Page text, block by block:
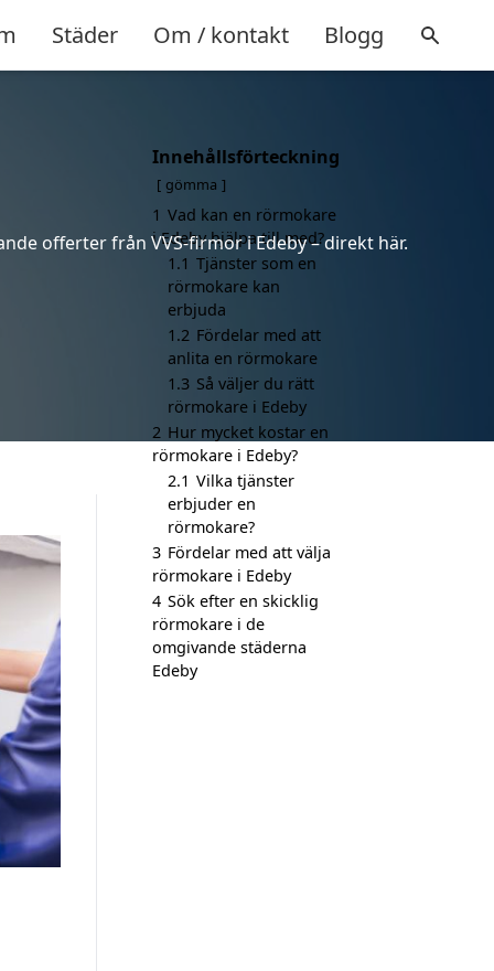
Städer Om / kontakt Blogg
offerter från VVS-firmor i Edeby – direkt här.
Innehållsförteckning
gömma
1 Vad kan en rörmokare
i Edeby hjälpa till med?
1.1 Tjänster som en
rörmokare kan
erbjuda
1.2 Fördelar med att
anlita en rörmokare
1.3 Så väljer du rätt
rörmokare i Edeby
2 Hur mycket kostar en
rörmokare i Edeby?
2.1 Vilka tjänster
erbjuder en
rörmokare?
3 Fördelar med att välja
rörmokare i Edeby
4 Sök efter en skicklig
rörmokare i de
omgivande städerna
Edeby